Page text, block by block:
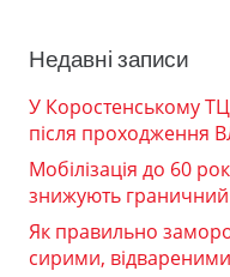
Недавні записи
У Коростенському
після проходження
Мобілізація до 60
знижують граничний
Як правильно
сирими,